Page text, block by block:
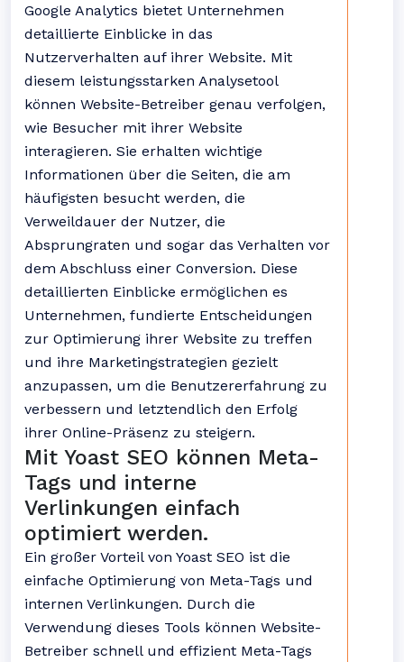
Google Analytics bietet Unternehmen
detaillierte Einblicke in das
Nutzerverhalten auf ihrer Website. Mit
diesem leistungsstarken Analysetool
können Website-Betreiber genau verfolgen,
wie Besucher mit ihrer Website
interagieren. Sie erhalten wichtige
Informationen über die Seiten, die am
häufigsten besucht werden, die
Verweildauer der Nutzer, die
Absprungraten und sogar das Verhalten vor
dem Abschluss einer Conversion. Diese
detaillierten Einblicke ermöglichen es
Unternehmen, fundierte Entscheidungen
zur Optimierung ihrer Website zu treffen
und ihre Marketingstrategien gezielt
anzupassen, um die Benutzererfahrung zu
verbessern und letztendlich den Erfolg
ihrer Online-Präsenz zu steigern.
Mit Yoast SEO können Meta-
Tags und interne
Verlinkungen einfach
optimiert werden.
Ein großer Vorteil von Yoast SEO ist die
einfache Optimierung von Meta-Tags und
internen Verlinkungen. Durch die
Verwendung dieses Tools können Website-
Betreiber schnell und effizient Meta-Tags